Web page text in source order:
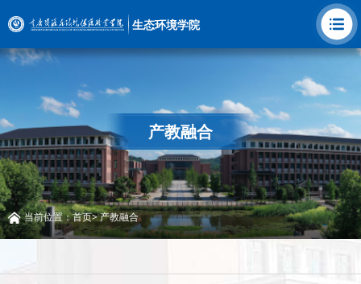
生态环境学院
产教融合
当前位置：首页>产教融合